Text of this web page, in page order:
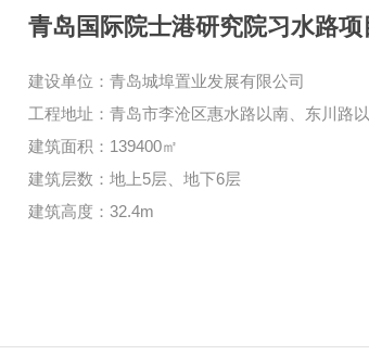
青岛国际院士港研究院习水路项
建设单位：青岛城埠置业发展有限公司
工程地址：青岛市李沧区惠水路以南、东川路
建筑面积：139400㎡
建筑层数：地上5层、地下6层
建筑高度：32.4m